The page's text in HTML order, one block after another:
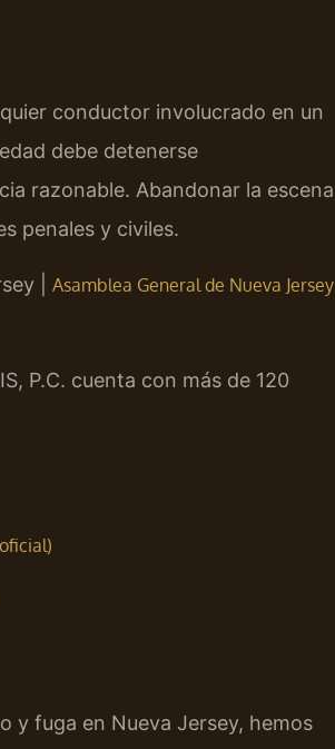
conductor involucrado en un
debe detenerse
razonable. Abandonar la escena
penales y civiles.
| Asamblea General de Nueva Jersey
P.C. cuenta con más de 120
y fuga en Nueva Jersey, hemos